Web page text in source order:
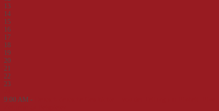
13
14
15
16
17
18
19
20
21
22
23
9:00 AM -